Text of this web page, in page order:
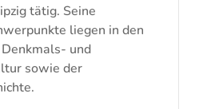
tätig. Seine
liegen in den
und
sowie der